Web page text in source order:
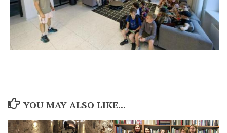
YOU MAY ALSO LIKE...